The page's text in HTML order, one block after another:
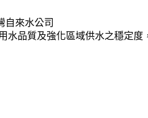
自來水公司
水品質及強化區域供水之穩定